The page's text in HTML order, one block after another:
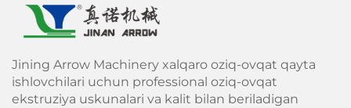
Jining Arrow Machinery xalqaro oziq-ovqat qayta
ishlovchilari uchun professional oziq-ovqat
ekstruziya uskunalari va kalit bilan beriladigan